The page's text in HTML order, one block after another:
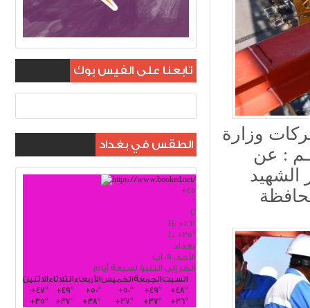
وزارة
: عن
تابعنا على الفيس بوك
الطقس في بغداد
+45
°
C
H: +46°
L: +35°
بغداد
الأحد, 09 آب
أنظر إلى التنبؤ لسبعة أيام
الاثنينالثلاثاءالأربعاءالخميسالجمعةالسبت
+47° +49° +50° +50° +49° +48°
+35° +37° +38° +37° +37° +36°